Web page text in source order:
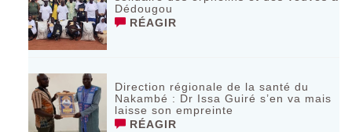
Dédougou
RÉAGIR
Direction régionale de la santé du
Nakambé : Dr Issa Guiré s’en va mais
laisse son empreinte
RÉAGIR